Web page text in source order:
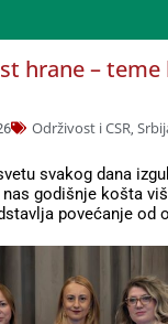
hrane –
Održivost i CSR
svakog dana
nas godišnje košta
povećanje od